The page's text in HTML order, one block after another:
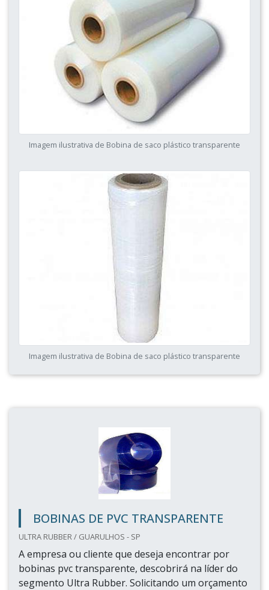
Imagem ilustrativa de Bobina de saco plástico transparente
Imagem ilustrativa de Bobina de saco plástico transparente
BOBINAS DE PVC TRANSPARENTE
ULTRA RUBBER / GUARULHOS - SP
A empresa ou cliente que deseja encontrar por
bobinas pvc transparente, descobrirá na líder do
segmento Ultra Rubber. Solicitando um orçamento